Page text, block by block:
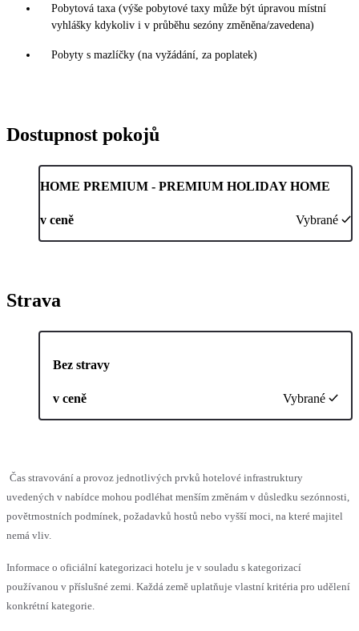
Pobytová taxa (výše pobytové taxy může být úpravou místní
vyhlášky kdykoliv i v průběhu sezóny změněna/zavedena)
Pobyty s mazlíčky (na vyžádání, za poplatek)
Dostupnost pokojů
HOME PREMIUM - PREMIUM HOLIDAY HOME
v ceně Vybrané
Strava
Bez stravy
v ceně Vybrané
Čas stravování a provoz jednotlivých prvků hotelové infrastruktury
uvedených v nabídce mohou podléhat menším změnám v důsledku sezónnosti,
povětrnostních podmínek, požadavků hostů nebo vyšší moci, na které majitel
nemá vliv.
Informace o oficiální kategorizaci hotelu je v souladu s kategorizací
používanou v příslušné zemi. Každá země uplatňuje vlastní kritéria pro udělení
konkrétní kategorie.